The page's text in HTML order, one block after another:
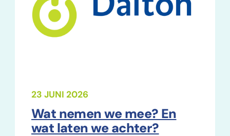
Wat nemen we mee? En
wat laten we achter?
23 JUNI 2026